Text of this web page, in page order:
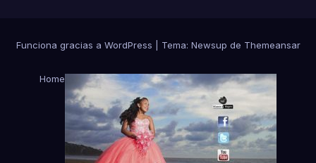
Funciona gracias a WordPress Tema: Newsup de Themeansar
Home